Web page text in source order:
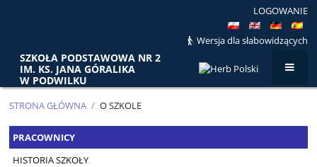
LOGOWANIE
Wersja dla słabowidzących
SZKOŁA PODSTAWOWA NR 2
IM. KS. JANA GÓRALIKA
W PODWILKU
STRONA GŁÓWNA / O SZKOLE
O
SZKOLE
PRACOWNICY
HISTORIA SZKOŁY